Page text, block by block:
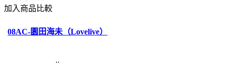
加入商品比較
08AC-園田海未（Lovelive）
..